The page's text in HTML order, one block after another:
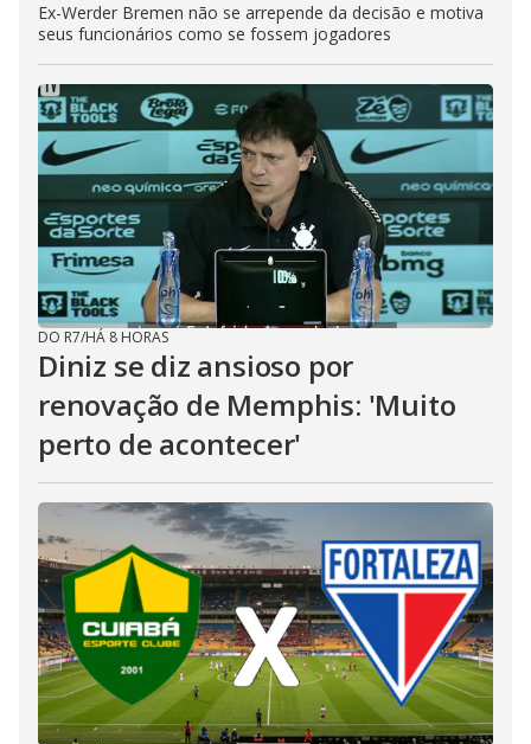
Ex-Werder Bremen não se arrepende da decisão e motiva
seus funcionários como se fossem jogadores
DO R7/HÁ 8 HORAS
Diniz se diz ansioso por
renovação de Memphis: 'Muito
perto de acontecer'